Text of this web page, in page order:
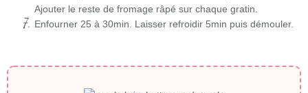
Ajouter le reste de fromage râpé sur chaque gratin.
Enfourner 25 à 30min. Laisser refroidir 5min puis démouler.